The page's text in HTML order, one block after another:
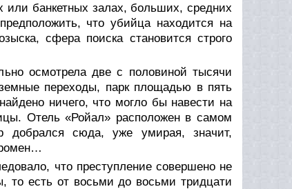
или банкетных залах, больших, средних
что убийца находится на
сфера поиска становится строго
осмотрела две с половиной тысячи
переходы, парк площадью в пять
ничего, что могло бы навести на
Отель «Ройал» расположен в самом
добрался сюда, уже умирая, значит,
что преступление совершено не
то есть от восьми до восьми тридцати